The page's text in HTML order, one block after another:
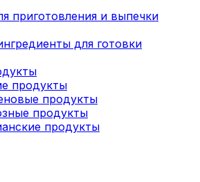
приготовления и выпечки
для готовки
продукты
продукты
продукты
продукты